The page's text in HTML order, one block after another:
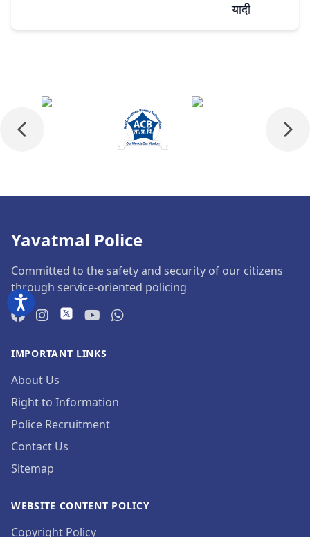
यादी
Yavatmal Police
Committed to the safety and security of our citizens
through service-oriented policing
IMPORTANT LINKS
About Us
Right to Information
Police Recruitment
Contact Us
Sitemap
WEBSITE CONTENT POLICY
Copyright Policy